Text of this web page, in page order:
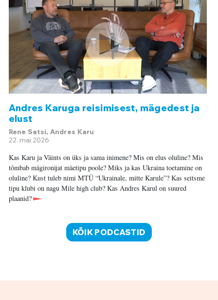
Andres Karuga reisimisest, mägedest ja
elust
Rene Satsi, Andres Karu
22. mai 2026
Kas Karu ja Väints on üks ja sama inimene? Mis on elus oluline? Mis
tõmbab mägironijat mäetipu poole? Miks ja kas Ukraina toetamine on
oluline? Kust tuleb nimi MTÜ “Ukrainale, mitte Karule”? Kas seitsme
tipu klubi on nagu Mile high club? Kas Andres Karul on suured
plaanid?
KÕIK PODCASTID